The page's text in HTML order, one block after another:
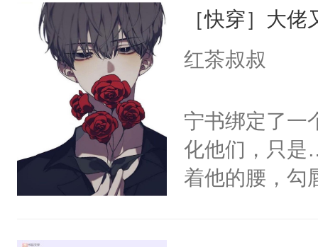
［快穿］大
红茶叔叔
宁书绑定了一
化他们，只是
着他的腰，勾